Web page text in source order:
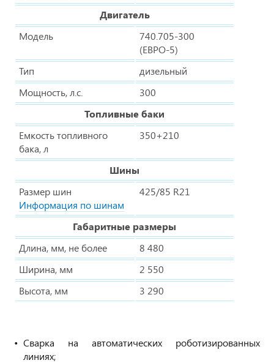
Двигатель
Модель
740.705-300
(ЕВРО-5)
Тип
дизельный
Мощность, л.с.
300
Топливные баки
Емкость топливного
бака, л
350+210
Шины
Размер шин
Информация по шинам
425/85 R21
Габаритные размеры
Длина, мм, не более
8 480
Ширина, мм
2 550
Высота, мм
3 290
Сварка на автоматических роботизированных
линиях;